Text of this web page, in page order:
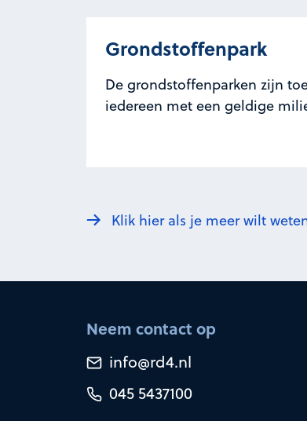
Grondstoffenpark
De grondstoffenparken zijn
iedereen met een geldige
Klik hier als je meer wilt
Neem contact op
info@rd4.nl
045 5437100